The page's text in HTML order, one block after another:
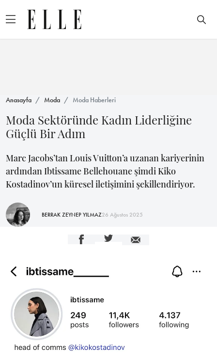
Anasayfa Moda Moda Haberleri
Moda Sektöründe Kadın Liderliğine
Güçlü Bir Adım
Marc Jacobs’tan Louis Vuitton’a uzanan kariyerinin
ardından Ibtissame Bellehouane şimdi Kiko
Kostadinov’un küresel iletişimini şekillendiriyor.
BERRAK ZEYNEP YILMAZ26 Ağustos 2025